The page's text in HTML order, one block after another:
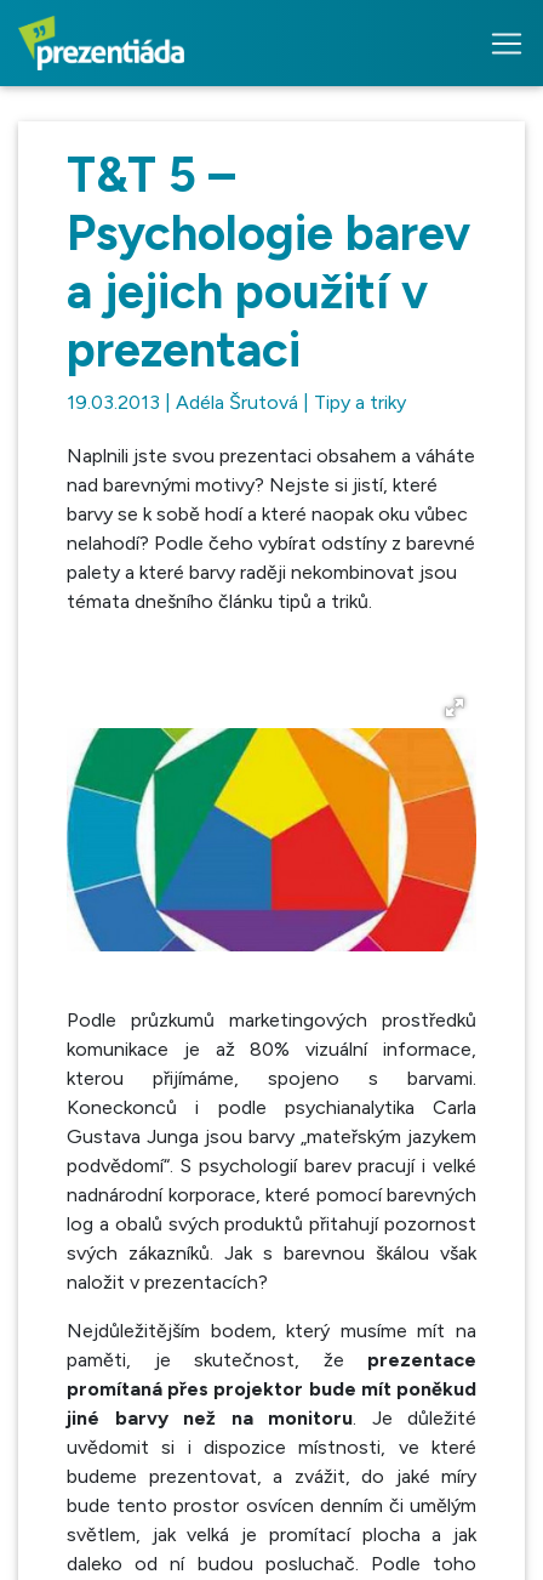
T&T 5 –
Psychologie barev
a jejich použití v
prezentaci
19.03.2013 | Adéla Šrutová | Tipy a triky
Naplnili jste svou prezentaci obsahem a váháte
nad barevnými motivy? Nejste si jistí, které
barvy se k sobě hodí a které naopak oku vůbec
nelahodí? Podle čeho vybírat odstíny z barevné
palety a které barvy raději nekombinovat jsou
témata dnešního článku tipů a triků.
Podle průzkumů marketingových prostředků
komunikace je až 80% vizuální informace,
kterou přijímáme, spojeno s barvami.
Koneckonců i podle psychianalytika Carla
Gustava Junga jsou barvy „mateřským jazykem
podvědomí“. S psychologií barev pracují i velké
nadnárodní korporace, které pomocí barevných
log a obalů svých produktů přitahují pozornost
svých zákazníků. Jak s barevnou škálou však
naložit v prezentacích?
Nejdůležitějším bodem, který musíme mít na
paměti, je skutečnost, že prezentace
promítaná přes projektor bude mít poněkud
jiné barvy než na monitoru. Je důležité
uvědomit si i dispozice místnosti, ve které
budeme prezentovat, a zvážit, do jaké míry
bude tento prostor osvícen denním či umělým
světlem, jak velká je promítací plocha a jak
daleko od ní budou posluchač. Podle toho